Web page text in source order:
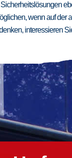
wenn auf
interessieren